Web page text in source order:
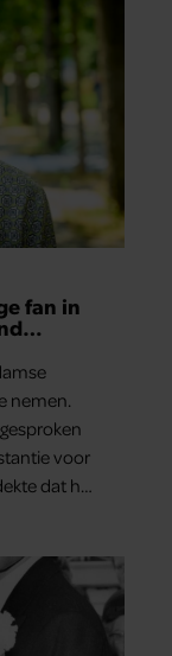
fan in
nemen.
voor
dat het